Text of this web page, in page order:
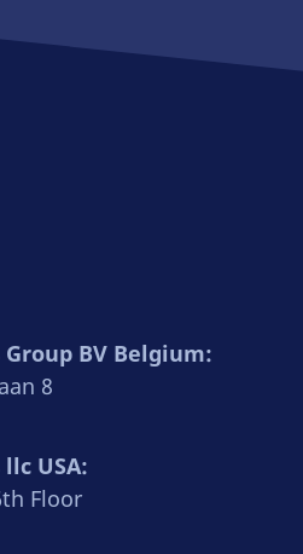
BV Belgium:
8
USA:
Floor